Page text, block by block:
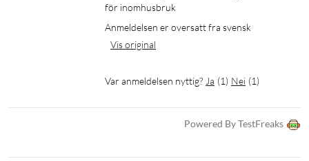
för inomhusbruk
Anmeldelsen er oversatt fra svensk
Vis original
Var anmeldelsen nyttig? Ja (1) Nei (1)
Powered By TestFreaks